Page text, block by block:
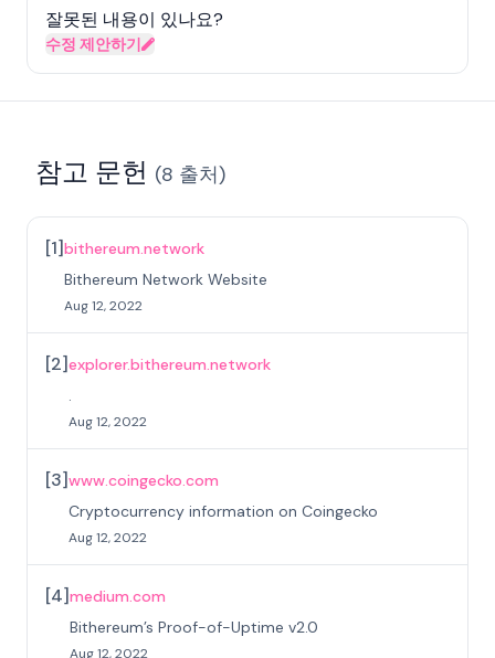
잘못된 내용이 있나요?
수정 제안하기
참고 문헌 (8 출처)
[1]bithereum.network
Bithereum Network Website
Aug 12, 2022
[2]explorer.bithereum.network
.
Aug 12, 2022
[3]www.coingecko.com
Cryptocurrency information on Coingecko
Aug 12, 2022
[4]medium.com
Bithereum’s Proof-of-Uptime v2.0
Aug 12, 2022